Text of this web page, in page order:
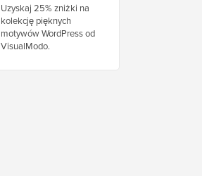
Uzyskaj 25% zniżki na
kolekcję pięknych
motywów WordPress od
VisualModo.